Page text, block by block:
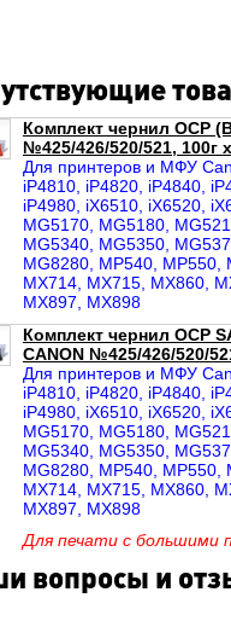
Комплект чернил OCP
№425/426/520/521, 100г
Для принтеров и МФУ
iP4810, iP4820, iP4840,
iP4980, iX6510, iX6520,
MG5170, MG5180,
MG5340, MG5350,
MG8280, MP540, MP550,
MX714, MX715, MX860,
MX897, MX898
Комплект чернил OCP
CANON №425/426/520/
Для принтеров и МФУ
iP4810, iP4820, iP4840,
iP4980, iX6510, iX6520,
MG5170, MG5180,
MG5340, MG5350,
MG8280, MP540, MP550,
MX714, MX715, MX860,
MX897, MX898
Для печати с большими
вопросы и